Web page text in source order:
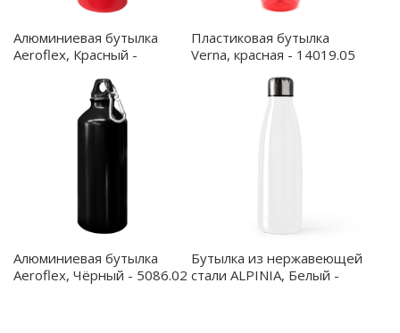
Алюминиевая бутылка
Aeroflex, Красный -
Пластиковая бутылка
Verna, красная - 14019.05
Алюминиевая бутылка
Aeroflex, Чёрный - 5086.02
Бутылка из нержавеющей
стали ALPINIA, Белый -